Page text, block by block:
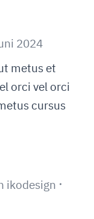
2024
metus et
orci vel orci
cursus
ikodesign